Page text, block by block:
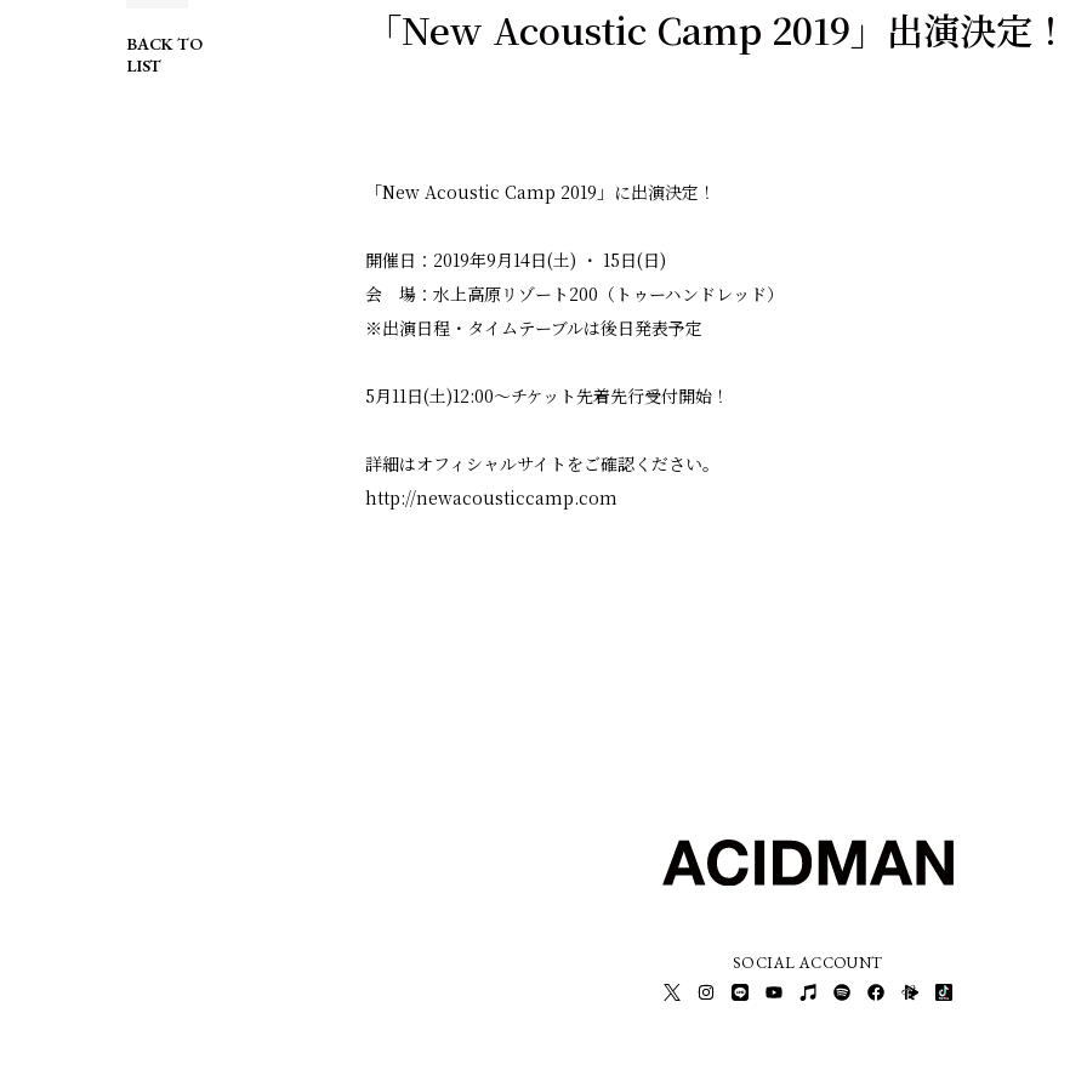
BACK TO
LIST
「New Acoustic Camp 2019」出演決定！
「New Acoustic Camp 2019」に出演決定！
開催日：2019年9月14日(土) ・ 15日(日)
会 場：水上高原リゾート200（トゥーハンドレッド）
※出演日程・タイムテーブルは後日発表予定
5月11日(土)12:00〜チケット先着先行受付開始！
詳細はオフィシャルサイトをご確認ください。
http://newacousticcamp.com
SOCIAL ACCOUNT